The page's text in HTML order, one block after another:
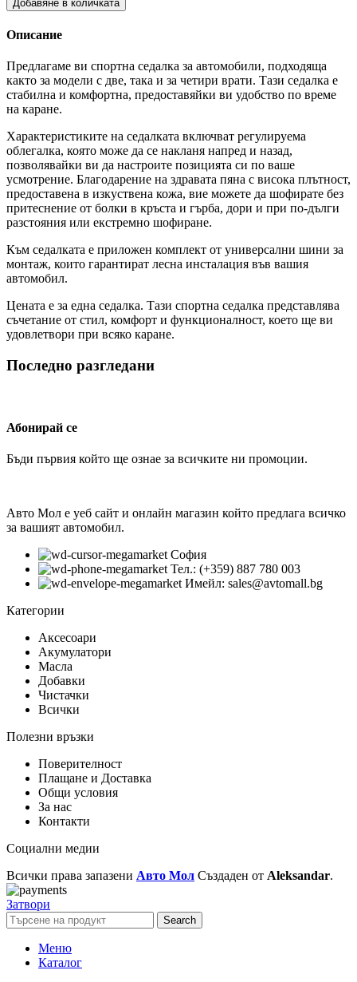
Добавяне в количката
Описание
Предлагаме ви спортна седалка за автомобили, подходяща
както за модели с две, така и за четири врати. Тази седалка е
стабилна и комфортна, предоставяйки ви удобство по време
на каране.
Характеристиките на седалката включват регулируема
облегалка, която може да се накланя напред и назад,
позволявайки ви да настроите позицията си по ваше
усмотрение. Благодарение на здравата пяна с висока плътност,
предоставена в изкуствена кожа, вие можете да шофирате без
притеснение от болки в кръста и гърба, дори и при по-дълги
разстояния или екстремно шофиране.
Към седалката е приложен комплект от универсални шини за
монтаж, които гарантират лесна инсталация във вашия
автомобил.
Цената е за една седалка. Тази спортна седалка представлява
съчетание от стил, комфорт и функционалност, което ще ви
удовлетвори при всяко каране.
Последно разгледани
Абонирай се
Бъди първия който ще ознае за всичките ни промоции.
Авто Мол е уеб сайт и онлайн магазин който предлага всичко
за вашият автомобил.
София
Тел.: (+359) 887 780 003
Имейл: sales@avtomall.bg
Категории
Аксесоари
Акумулатори
Масла
Добавки
Чистачки
Всички
Полезни връзки
Поверителност
Плащане и Доставка
Общи условия
За нас
Контакти
Социални медии
Всички права запазени Авто Мол Създаден от Aleksandar.
Затвори
Search
Меню
Каталог